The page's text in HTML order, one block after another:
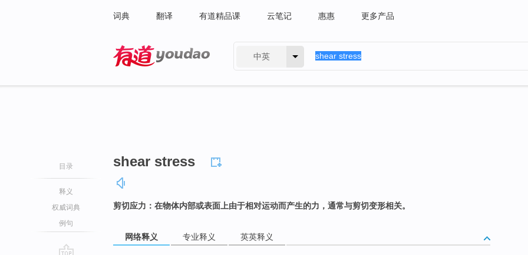
词典 翻译 有道精品课 云笔记 惠惠 更多产品
中英
目录
释义
权威词典
例句
shear stress
剪切应力：在物体内部或表面上由于相对运动而产生的力，通常与剪切变形相关。
网络释义 专业释义 英英释义